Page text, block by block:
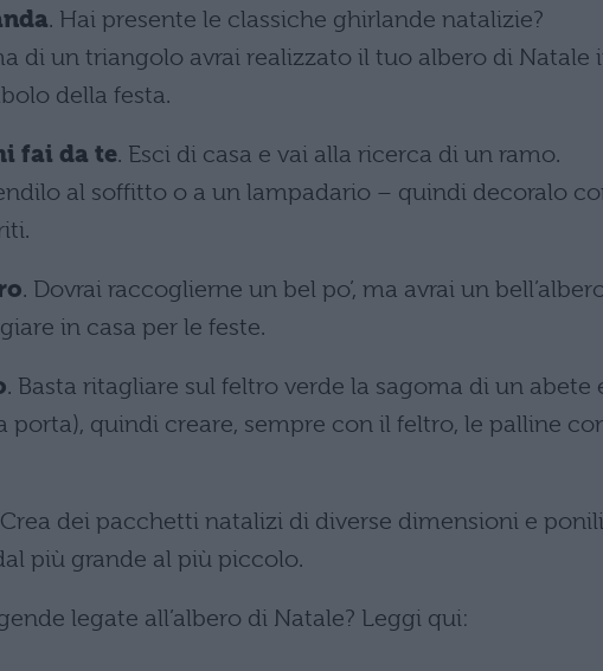
. Hai presente le classiche ghirlande natalizie?
di un triangolo avrai realizzato il tuo albero di Natale
della festa.
fai da te. Esci di casa e vai alla ricerca di un ramo.
al soffitto o a un lampadario – quindi decoralo
. Dovrai raccoglierne un bel po’, ma avrai un
in casa per le feste.
. Basta ritagliare sul feltro verde la sagoma di un abete
porta), quindi creare, sempre con il feltro, le palline
dei pacchetti natalizi di diverse dimensioni e ponili
più grande al più piccolo.
legate all’albero di Natale? Leggi qui: